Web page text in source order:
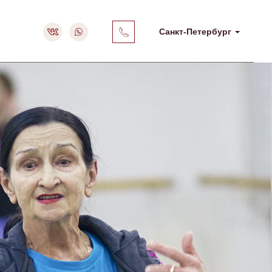
Санкт-Петербург